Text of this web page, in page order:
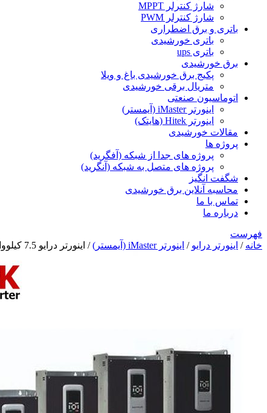
شارژ کنترلر MPPT
شارژ کنترلر PWM
باتری و برق اضطراری
باتری خورشیدی
باتری ups
برق خورشیدی
پکیج برق خورشیدی باغ و ویلا
متریال برقی خورشیدی
اتوماسیون صنعتی
اینورتر iMaster (آیمستر)
اینورتر Hitek (هایتک)
مقالات خورشیدی
پروژه ها
پروژه های جدا از شبکه (آفگرید)
پروژه های متصل به شبکه (آنگرید)
شگفت انگیز
محاسبه آنلاین برق خورشیدی
تماس با ما
درباره ما
فهرست
خانه / اینورتر درایو / اینورتر iMaster (آیمستر) / اینورتر درایو 7.5 کیلووات iMASTER A1 سه فاز مدل A1-023A-4-N